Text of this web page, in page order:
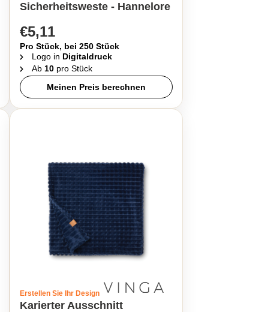
Sicherheitsweste - Hannelore
€5,11
Pro Stück, bei 250 Stück
Logo in Digitaldruck
Ab 10pro Stück
Meinen Preis berechnen
Erstellen Sie Ihr Design
Karierter Ausschnitt